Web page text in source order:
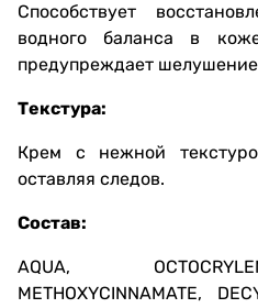
Способствует
водного баланса в
предупреждает
Текстура:
Крем с нежной
оставляя следов.
Состав:
AQUA,
METHOXYCINNAMATE,